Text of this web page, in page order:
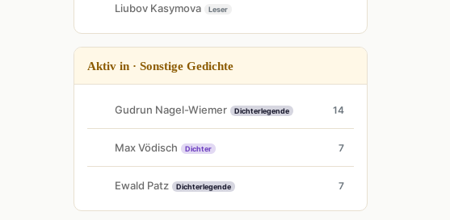
Liubov Kasymova Leser
Aktiv in · Sonstige Gedichte
Gudrun Nagel-Wiemer Dichterlegende 14
Max Vödisch Dichter 7
Ewald Patz Dichterlegende 7